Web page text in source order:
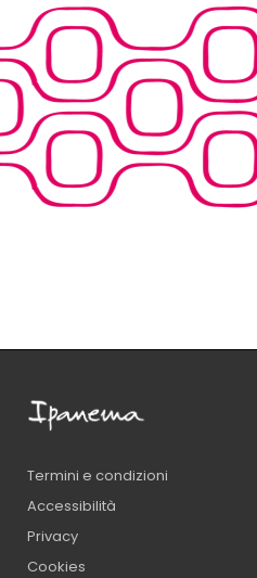
Termini e condizioni
Accessibilità
Privacy
Cookies